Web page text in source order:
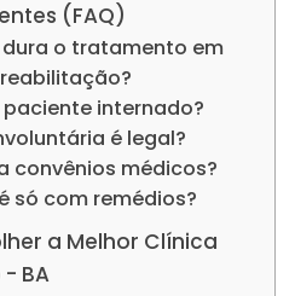
(FAQ)
o tratamento em
internado?
é legal?
convênios médicos?
só com remédios?
a Melhor Clínica
BA